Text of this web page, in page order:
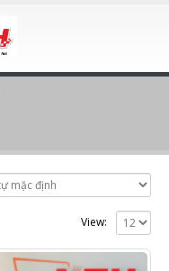
View: